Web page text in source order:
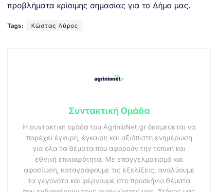
προβλήματα κρίσιμης σημασίας για το Δήμο μας.
Tags: Κώστας Λύρος
Συντακτική Ομάδα
Η συντακτική ομάδα του AgrinioNet.gr δεσμεύεται να
παρέχει έγκυρη, έγκαιρη και αξιόπιστη ενημέρωση
για όλα τα θέματα που αφορούν την τοπική και
εθνική επικαιρότητα. Με επαγγελματισμό και
αφοσίωση, καταγράφουμε τις εξελίξεις, αναλύουμε
τα γεγονότα και φέρνουμε στο προσκήνιο θέματα